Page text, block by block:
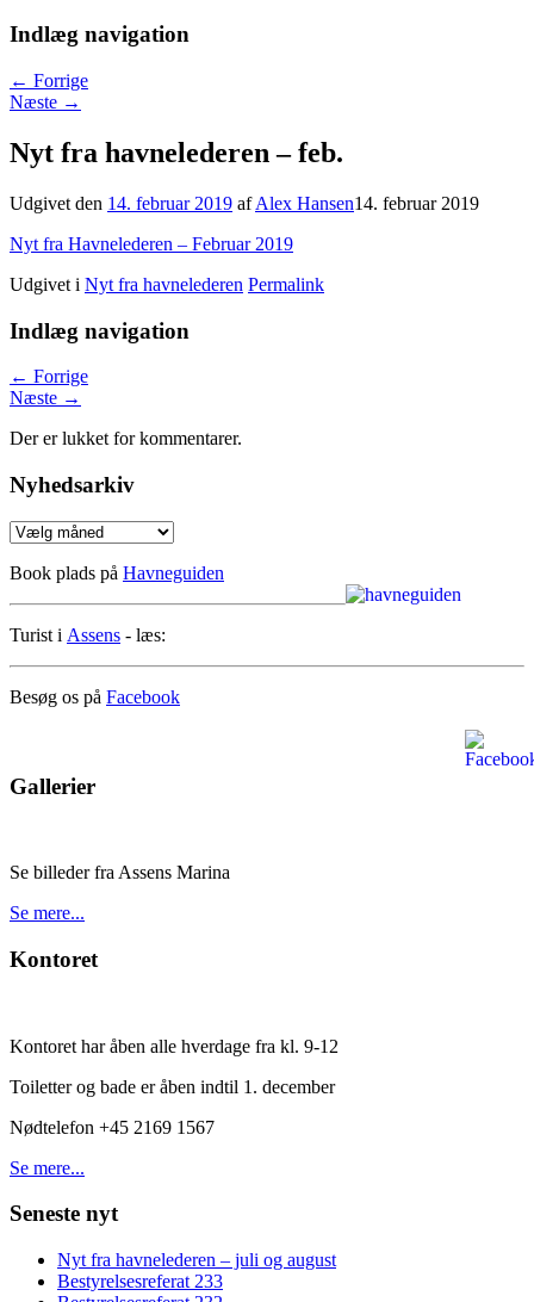
Indlæg navigation
← Forrige
Næste →
Nyt fra havnelederen – feb.
Udgivet den 14. februar 2019 afAlex Hansen14. februar 2019
Nyt fra Havnelederen – Februar 2019
Udgivet i Nyt fra havnelederen Permalink
Indlæg navigation
← Forrige
Næste →
Der er lukket for kommentarer.
Nyhedsarkiv
Nyhedsarkiv
Book plads på Havneguiden
Turist i Assens - læs:
Besøg os på Facebook
Gallerier
Se billeder fra Assens Marina
Se mere...
Kontoret
Kontoret har åben alle hverdage fra kl. 9-12
Toiletter og bade er åben indtil 1. december
Nødtelefon +45 2169 1567
Se mere...
Seneste nyt
Nyt fra havnelederen – juli og august
Bestyrelsesreferat 233